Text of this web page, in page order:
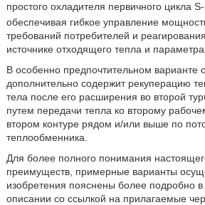
простого охладителя первичного цикла
обеспечивая гибкое управление
требований потребителей и
источнике отходящего тепла и
В особенно предпочтительном варианте
дополнительно содержит рекуперацию
тела после его расширения во второй
путем передачи тепла ко второму
втором контуре рядом и/или выше по
теплообменника.
Для более полного понимания
преимуществ, примерные варианты
изобретения пояснены более подробно
описании со ссылкой на прилагаемые